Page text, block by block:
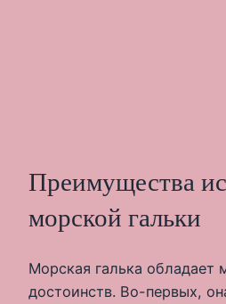
Преимущества
морской гальки
Морская галька обладает
достоинств. Во-первых,